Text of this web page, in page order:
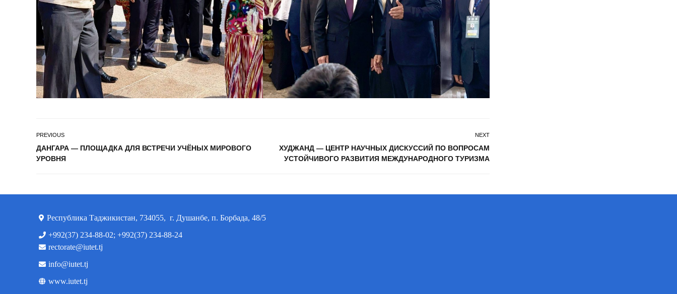
PREVIOUS
ДАНГАРА — ПЛОЩАДКА ДЛЯ ВСТРЕЧИ УЧЁНЫХ МИРОВОГО
УРОВНЯ
NEXT
ХУДЖАНД — ЦЕНТР НАУЧНЫХ ДИСКУССИЙ ПО ВОПРОСАМ
УСТОЙЧИВОГО РАЗВИТИЯ МЕЖДУНАРОДНОГО ТУРИЗМА
Республика Таджикистан, 734055, г. Душанбе, п. Борбада, 48/5
+992(37) 234-88-02; +992(37) 234-88-24
rectorate@iutet.tj
info@iutet.tj
www.iutet.tj